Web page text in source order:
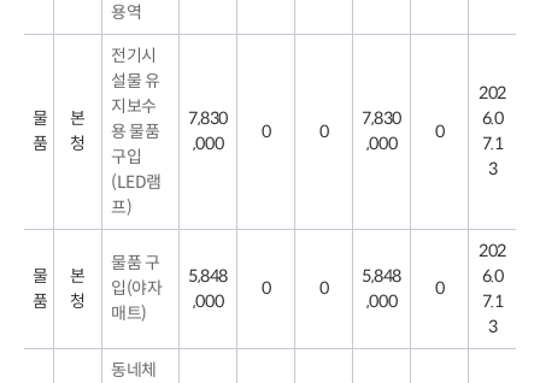
용역
물
품
본
청
전기시
설물 유
지보수
용 물품
구입
(LED램
프)
7,830
,000
0 0
7,830
,000
0
202
6.0
7.1
3
물
품
본
청
물품 구
입(야자
매트)
5,848
,000
0 0
5,848
,000
0
202
6.0
7.1
3
동네체